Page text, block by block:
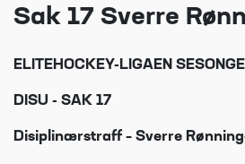
Sak 17 Sverre
ELITEHOCKEY-LIGAEN
DISU - SAK 17
Disiplinærstraff – Sverre